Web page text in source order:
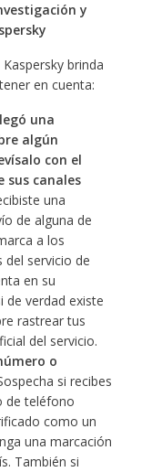
y
brinda
en cuenta:
una
algún
con el
sus canales
una
de alguna de
a los
servicio de
en su
verdad existe
rastrear tus
del servicio.
o
si recibes
de teléfono
como un
una marcación
También si